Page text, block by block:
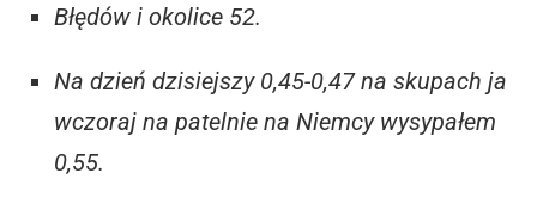
Błędów i okolice 52.
Na dzień dzisiejszy 0,45-0,47 na skupach ja
wczoraj na patelnie na Niemcy wysypałem
0,55.